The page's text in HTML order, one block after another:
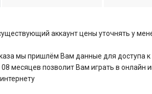
аккаунт цены уточнять у
мы пришлём Вам данные для доступа
месяцев позволит Вам играть в